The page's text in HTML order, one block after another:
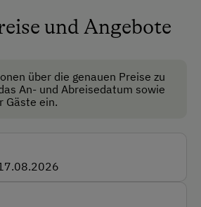
freuen, auch Sie einmal bei uns
zu dürfen !
50419-000012-2020
und Angebote
über die genauen Preise zu
An- und Abreisedatum sowie
Gäste ein.